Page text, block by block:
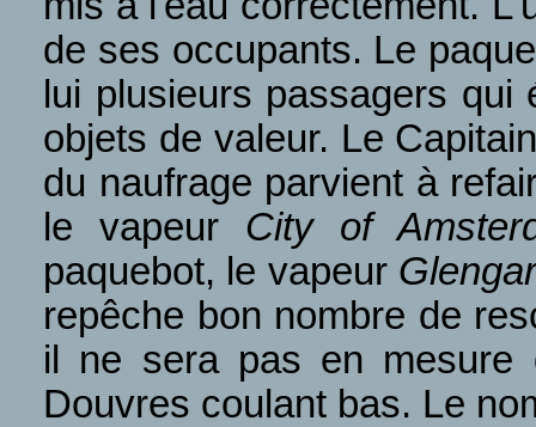
de ses occupants. Le
lui plusieurs passagers
objets de valeur. Le
du naufrage parvient à
le vapeur City of
paquebot, le vapeur
repêche bon nombre de
il ne sera pas en mesure
Douvres coulant bas. Le